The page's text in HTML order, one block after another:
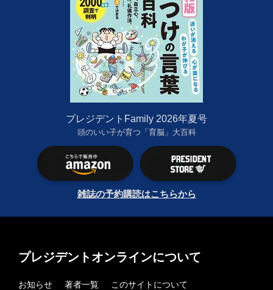
プレジデントFamily 2026年夏号
頭のいい子が育つ「育脳」大百科
雑誌の予約購読はこちらから
プレジデントオンラインについて
お知らせ 著者一覧
このサイトについて